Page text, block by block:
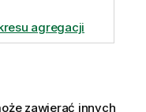
agregacji
zawierać innych